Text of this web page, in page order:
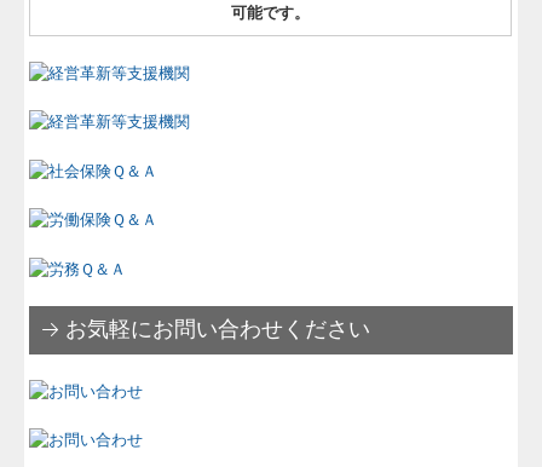
経営者お役立ち情報
リンク集
経営改善オンデマンド講座
可能です。
お気軽にお問い合わせください